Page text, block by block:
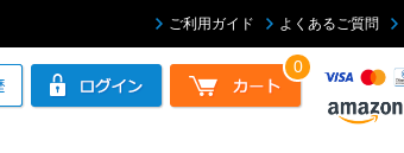
ご利用ガイド よくあるご質問
0